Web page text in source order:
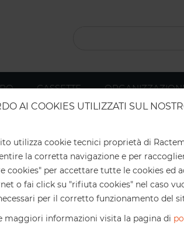
SCAFFALATURE
Ractem Scaffalature
abbiamoun'ampia gamma di
CASSETTE
uno sconto esclusivo per i
Fino a € 1.000*
2%
Fino a € 2.000* 4%
AI COOKIES UTILIZZATI SUL
utilizza cookie tecnici proprietà di
la corretta navigazione e per
cookies" per accettare tutte le cookies ed
o fai click su "rifiuta cookies" nel caso
per il corretto funzionamento del
maggiori informazioni visita la pagina di